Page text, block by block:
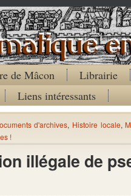
de Mâcon
Librairie
Liens intéressants
d'archives, Histoire locale,
!
illégale de